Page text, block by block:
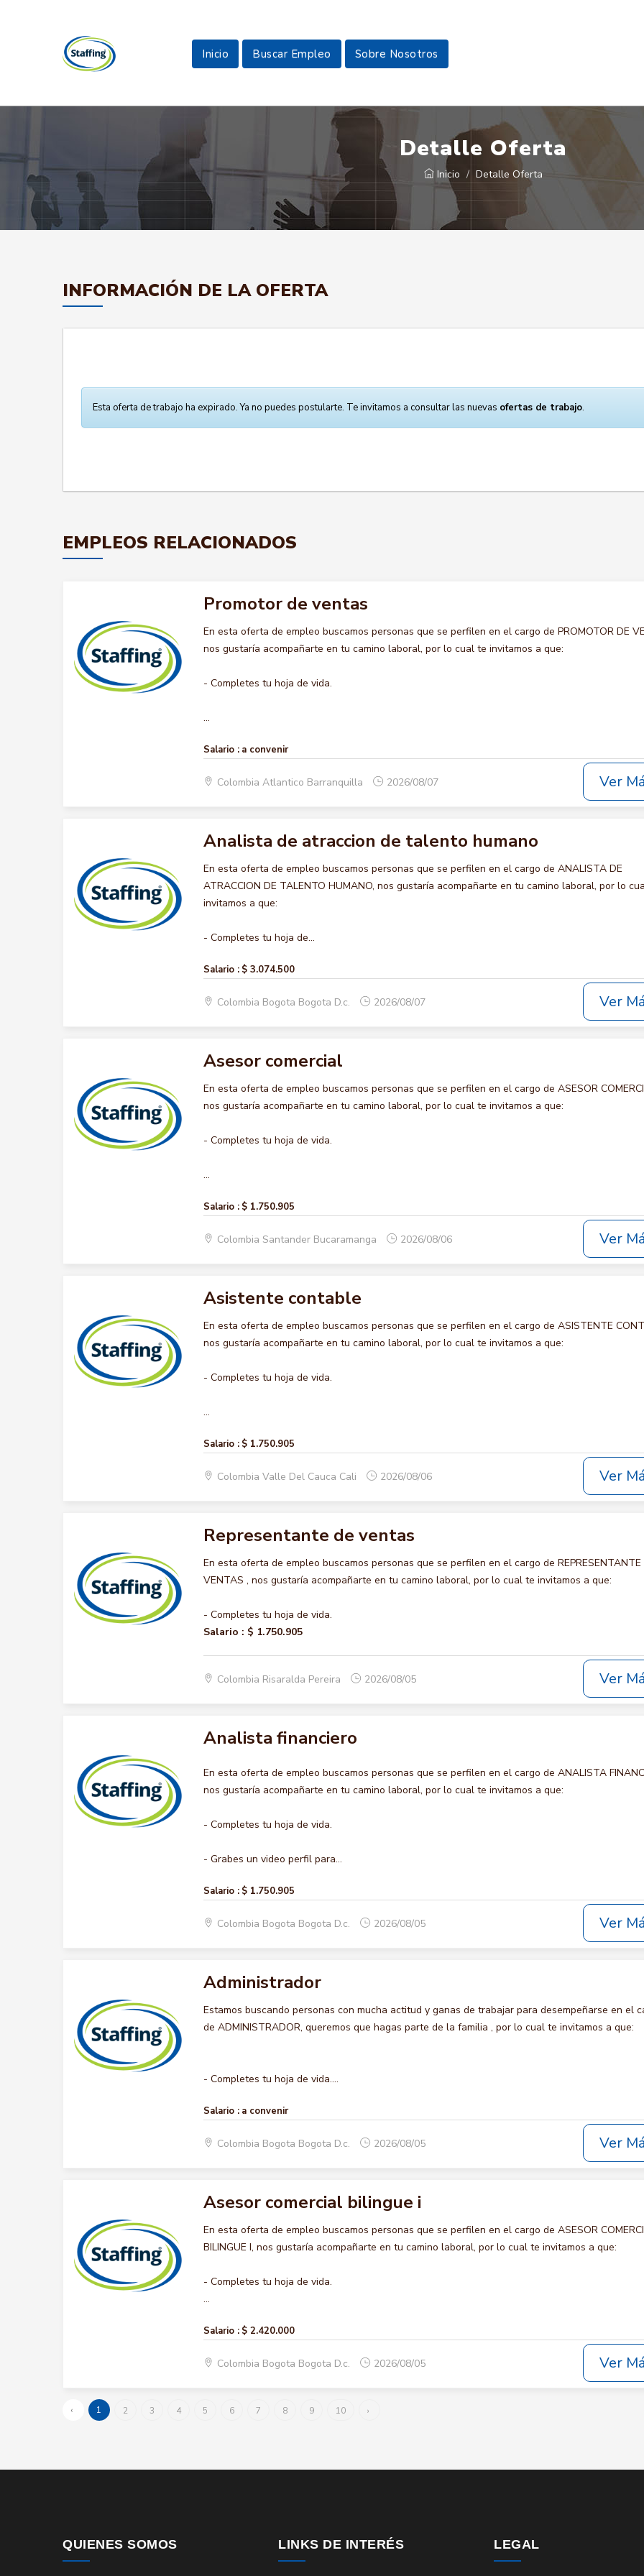
Inicio Buscar Empleo Sobre Nosotros
Detalle Oferta
Inicio Detalle Oferta
INFORMACIÓN DE LA OFERTA
Esta oferta de trabajo ha expirado. Ya no puedes postularte. Te invitamos a consultar las nuevas ofertas de trabajo.
EMPLEOS RELACIONADOS
Promotor de ventas
En esta oferta de empleo buscamos personas que se perfilen en el cargo de PROMOTOR DE
nos gustaría acompañarte en tu camino laboral, por lo cual te invitamos a que:
- Completes tu hoja de vida.
...
Salario : a convenir
Colombia Atlantico Barranquilla 2026/08/07 Ver
Analista de atraccion de talento humano
En esta oferta de empleo buscamos personas que se perfilen en el cargo de ANALISTA DE
ATRACCION DE TALENTO HUMANO, nos gustaría acompañarte en tu camino laboral, por lo
invitamos a que:
- Completes tu hoja de...
Salario : $ 3.074.500
Colombia Bogota Bogota D.c. 2026/08/07 Ver
Asesor comercial
En esta oferta de empleo buscamos personas que se perfilen en el cargo de ASESOR
nos gustaría acompañarte en tu camino laboral, por lo cual te invitamos a que:
- Completes tu hoja de vida.
...
Salario : $ 1.750.905
Colombia Santander Bucaramanga 2026/08/06 Ver
Asistente contable
En esta oferta de empleo buscamos personas que se perfilen en el cargo de ASISTENTE
nos gustaría acompañarte en tu camino laboral, por lo cual te invitamos a que:
- Completes tu hoja de vida.
...
Salario : $ 1.750.905
Colombia Valle Del Cauca Cali 2026/08/06 Ver
Representante de ventas
En esta oferta de empleo buscamos personas que se perfilen en el cargo de REPRESENTANTE
VENTAS , nos gustaría acompañarte en tu camino laboral, por lo cual te invitamos a que:
- Completes tu hoja de vida.
Salario : $ 1.750.905
Colombia Risaralda Pereira 2026/08/05 Ver
Analista financiero
En esta oferta de empleo buscamos personas que se perfilen en el cargo de ANALISTA
nos gustaría acompañarte en tu camino laboral, por lo cual te invitamos a que:
- Completes tu hoja de vida.
- Grabes un video perfil para...
Salario : $ 1.750.905
Colombia Bogota Bogota D.c. 2026/08/05 Ver
Administrador
Estamos buscando personas con mucha actitud y ganas de trabajar para desempeñarse en el
de ADMINISTRADOR, queremos que hagas parte de la familia , por lo cual te invitamos a que:
- Completes tu hoja de vida....
Salario : a convenir
Colombia Bogota Bogota D.c. 2026/08/05 Ver
Asesor comercial bilingue i
En esta oferta de empleo buscamos personas que se perfilen en el cargo de ASESOR
BILINGUE I, nos gustaría acompañarte en tu camino laboral, por lo cual te invitamos a que:
- Completes tu hoja de vida.
...
Salario : $ 2.420.000
Colombia Bogota Bogota D.c. 2026/08/05 Ver
‹ 1 2 3 4 5 6 7 8 9 10 ›
QUIENES SOMOS LINKS DE INTERÉS LEGAL